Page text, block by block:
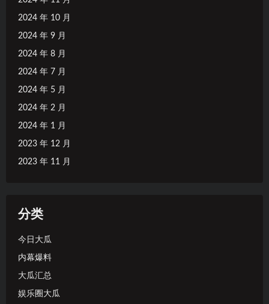
2024 年 10 月
2024 年 9 月
2024 年 8 月
2024 年 7 月
2024 年 5 月
2024 年 2 月
2024 年 1 月
2023 年 12 月
2023 年 11 月
分类
今日大瓜
内幕爆料
大瓜汇总
娱乐圈大瓜